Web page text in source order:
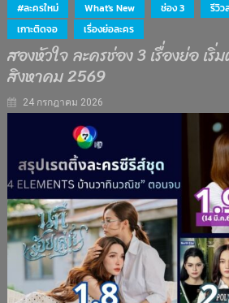
#ละครใหม่ What's New ช่อง 3 รีวิว
เกาะติดจอ
เรื่องย่อละคร
สองหัวใจ ละครช่อง 3 เรื่องย่อ เริ่
สิงหาคม 2569
24 กรกฎาคม 2026